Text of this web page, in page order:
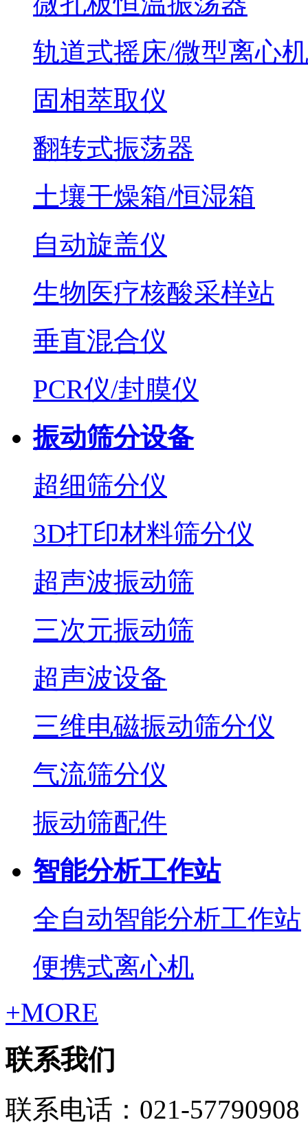
轨道式摇床/微型离心机
固相萃取仪
翻转式振荡器
土壤干燥箱/恒湿箱
自动旋盖仪
生物医疗核酸采样站
垂直混合仪
PCR仪/封膜仪
振动筛分设备
超细筛分仪
3D打印材料筛分仪
超声波振动筛
三次元振动筛
超声波设备
三维电磁振动筛分仪
气流筛分仪
振动筛配件
智能分析工作站
全自动智能分析工作站
便携式离心机
+MORE
联系我们
联系电话：021-57790908